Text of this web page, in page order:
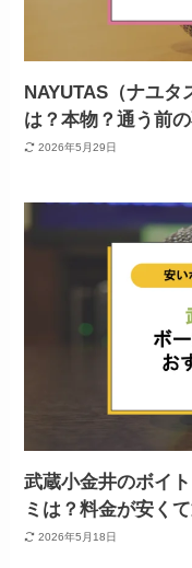
NAYUTAS（ナユ
は？本物？通う前
2026年5月29日
武蔵小金井のボイ
ミは？料金が安く
2026年5月18日